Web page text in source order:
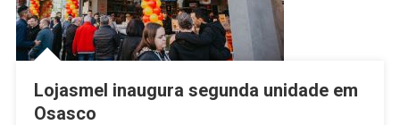
Lojasmel inaugura segunda unidade em
Osasco